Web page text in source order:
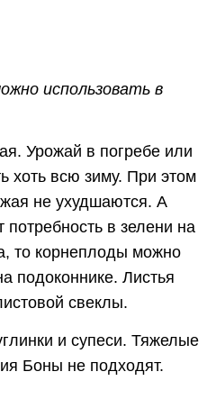
использовать в
Урожай в погребе или
хоть всю зиму. При этом
не ухудшаются. А
потребность в зелени на
то корнеплоды можно
подоконнике. Листья
свеклы.
и супеси. Тяжелые
Боны не подходят.